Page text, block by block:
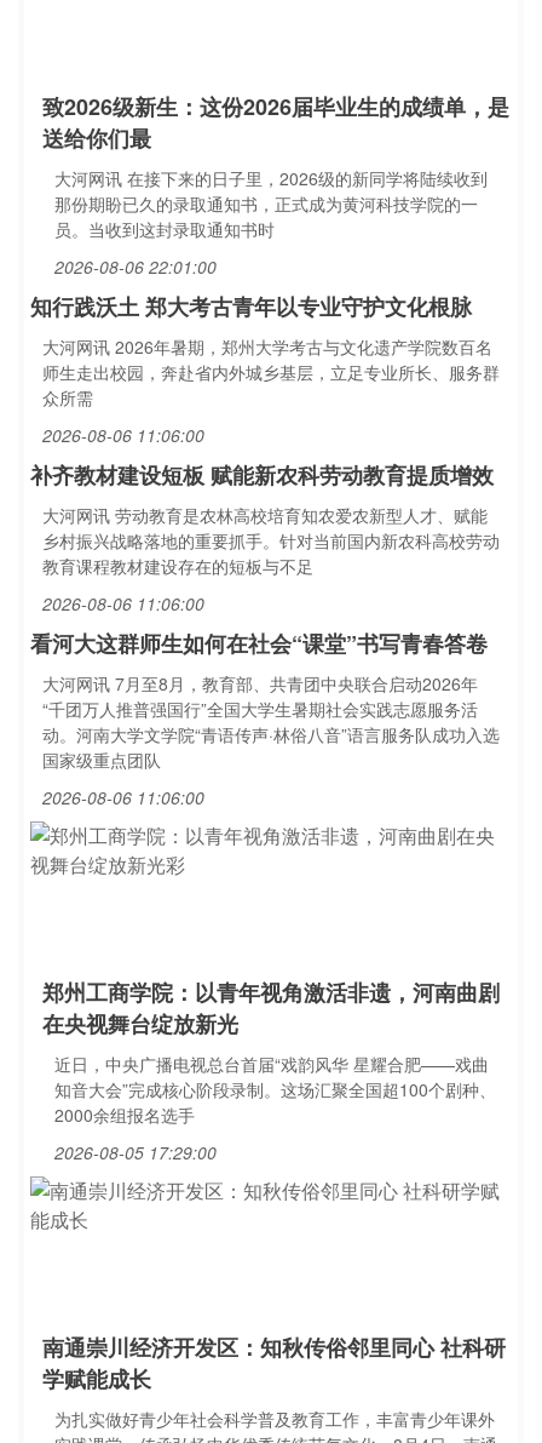
致2026级新生：这份2026届毕业生的成绩单，是
送给你们最
大河网讯 在接下来的日子里，2026级的新同学将陆续收到
那份期盼已久的录取通知书，正式成为黄河科技学院的一
员。当收到这封录取通知书时
2026-08-06 22:01:00
知行践沃土 郑大考古青年以专业守护文化根脉
大河网讯 2026年暑期，郑州大学考古与文化遗产学院数百名
师生走出校园，奔赴省内外城乡基层，立足专业所长、服务群
众所需
2026-08-06 11:06:00
补齐教材建设短板 赋能新农科劳动教育提质增效
大河网讯 劳动教育是农林高校培育知农爱农新型人才、赋能
乡村振兴战略落地的重要抓手。针对当前国内新农科高校劳动
教育课程教材建设存在的短板与不足
2026-08-06 11:06:00
看河大这群师生如何在社会“课堂”书写青春答卷
大河网讯 7月至8月，教育部、共青团中央联合启动2026年
“千团万人推普强国行”全国大学生暑期社会实践志愿服务活
动。河南大学文学院“青语传声·林俗八音”语言服务队成功入选
国家级重点团队
2026-08-06 11:06:00
郑州工商学院：以青年视角激活非遗，河南曲剧
在央视舞台绽放新光
近日，中央广播电视总台首届“戏韵风华 星耀合肥——戏曲
知音大会”完成核心阶段录制。这场汇聚全国超100个剧种、
2000余组报名选手
2026-08-05 17:29:00
南通崇川经济开发区：知秋传俗邻里同心 社科研
学赋能成长
为扎实做好青少年社会科学普及教育工作，丰富青少年课外